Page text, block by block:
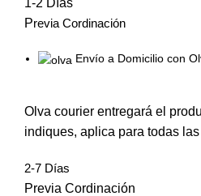
1-2 Días
Previa Cordinación
Envío a Domicilio con
Olva courier entregará el
indiques, aplica para todas
2-7 Días
Previa Cordinación